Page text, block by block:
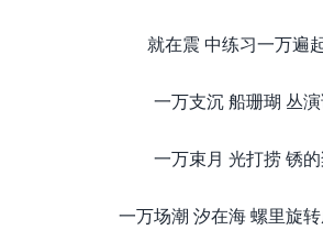
就在震 中练习一万遍
一万支沉 船珊瑚 丛
一万束月 光打捞 锈
一万场潮 汐在海 螺里旋